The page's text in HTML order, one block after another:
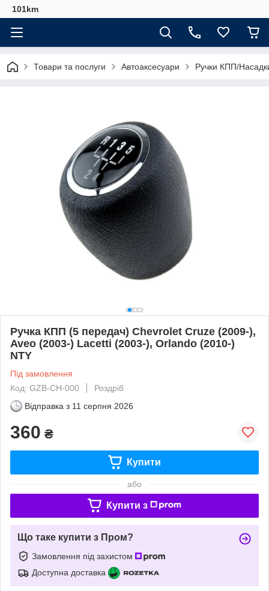
101km
Товари та послуги Автоаксесуари Ручки КПП/
Ручка КПП (5 передач) Chevrolet Cruze (2009-),
Aveo (2003-) Lacetti (2003-), Orlando (2010-)
NTY
Під замовлення
Код: GZB-CH-000
Роздріб
Відправка з 11 серпня 2026
360 ₴
Купити
або
Купити з
Що таке купити з Пром?
Замовлення під захистом
Доступна доставка